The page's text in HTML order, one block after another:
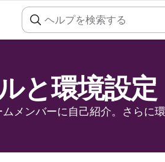
と環境設定
メンバーに自己紹介。さらに